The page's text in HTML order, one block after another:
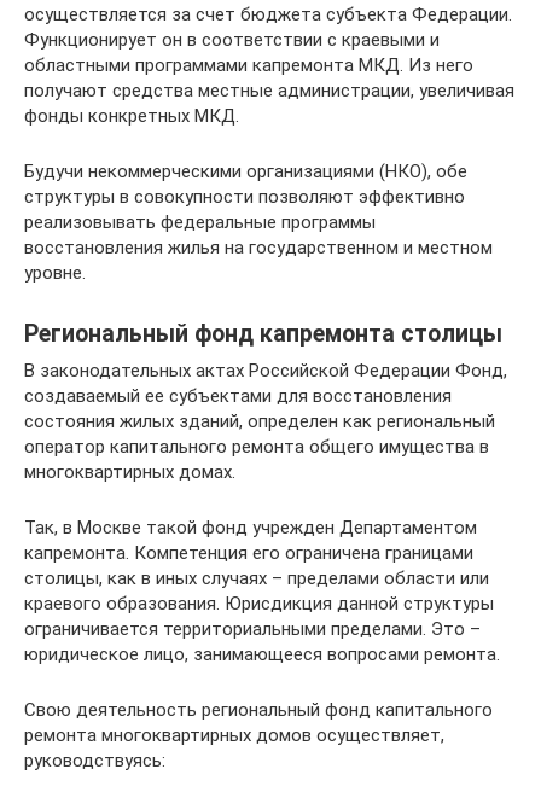
осуществляется за счет бюджета субъекта Федерации.
Функционирует он в соответствии с краевыми и
областными программами капремонта МКД. Из него
получают средства местные администрации, увеличивая
фонды конкретных МКД.
Будучи некоммерческими организациями (НКО), обе
структуры в совокупности позволяют эффективно
реализовывать федеральные программы
восстановления жилья на государственном и местном
уровне.
Региональный фонд капремонта столицы
В законодательных актах Российской Федерации Фонд,
создаваемый ее субъектами для восстановления
состояния жилых зданий, определен как региональный
оператор капитального ремонта общего имущества в
многоквартирных домах.
Так, в Москве такой фонд учрежден Департаментом
капремонта. Компетенция его ограничена границами
столицы, как в иных случаях – пределами области или
краевого образования. Юрисдикция данной структуры
ограничивается территориальными пределами. Это –
юридическое лицо, занимающееся вопросами ремонта.
Свою деятельность региональный фонд капитального
ремонта многоквартирных домов осуществляет,
руководствуясь: